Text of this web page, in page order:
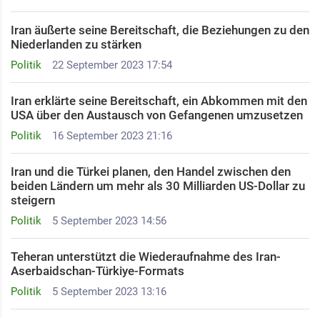
Politik 22 September 2023 17:54
Iran äußerte seine Bereitschaft, die Beziehungen zu den
Niederlanden zu stärken
Politik 16 September 2023 21:16
Iran erklärte seine Bereitschaft, ein Abkommen mit den
USA über den Austausch von Gefangenen umzusetzen
Politik 5 September 2023 14:56
Iran und die Türkei planen, den Handel zwischen den
beiden Ländern um mehr als 30 Milliarden US-Dollar zu
steigern
Politik 5 September 2023 13:16
Teheran unterstützt die Wiederaufnahme des Iran-
Aserbaidschan-Türkiye-Formats